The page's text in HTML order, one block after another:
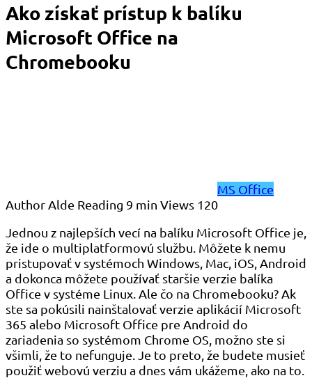
Ako získať prístup k balíku
Microsoft Office na
Chromebooku
MS Office
Author Alde Reading 9 min Views 120
Jednou z najlepších vecí na balíku Microsoft Office je,
že ide o multiplatformovú službu. Môžete k nemu
pristupovať v systémoch Windows, Mac, iOS, Android
a dokonca môžete používať staršie verzie balíka
Office v systéme Linux. Ale čo na Chromebooku? Ak
ste sa pokúsili nainštalovať verzie aplikácií Microsoft
365 alebo Microsoft Office pre Android do
zariadenia so systémom Chrome OS, možno ste si
všimli, že to nefunguje. Je to preto, že budete musieť
použiť webovú verziu a dnes vám ukážeme, ako na to.